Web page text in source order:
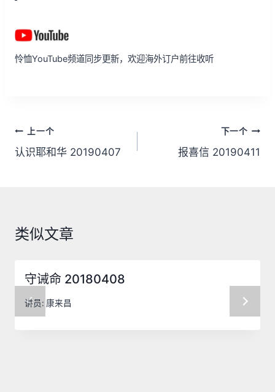
怜恤YouTube频道同步更新，欢迎海外订户前往收听
文
章
上一个
认识耶和华 20190407
下一个
报喜信 20190411
类似文章
守诫命 20180408
讲员: 康来昌